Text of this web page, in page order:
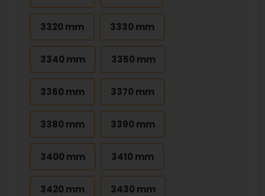
3320 mm 3330 mm
3340 mm 3350 mm
3360 mm 3370 mm
3380 mm 3390 mm
3400 mm 3410 mm
3420 mm 3430 mm